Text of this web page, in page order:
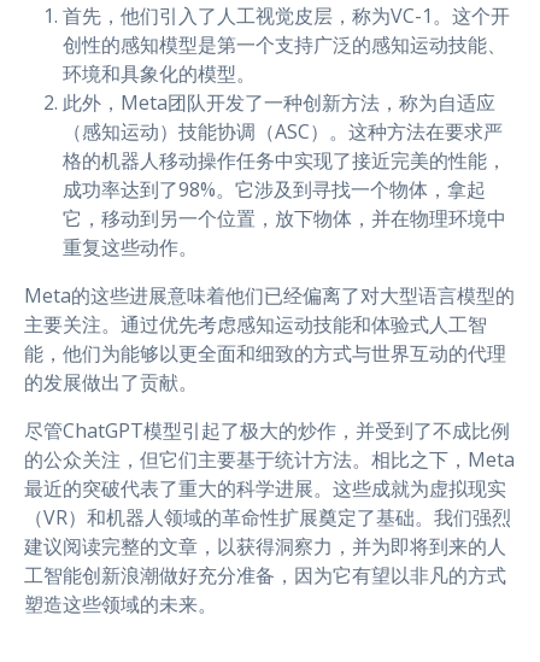
首先，他们引入了人工视觉皮层，称为VC-1。这个开
创性的感知模型是第一个支持广泛的感知运动技能、
环境和具象化的模型。
此外，Meta团队开发了一种创新方法，称为自适应
（感知运动）技能协调（ASC）。这种方法在要求严
格的机器人移动操作任务中实现了接近完美的性能，
成功率达到了98%。它涉及到寻找一个物体，拿起
它，移动到另一个位置，放下物体，并在物理环境中
重复这些动作。
Meta的这些进展意味着他们已经偏离了对大型语言模型的
主要关注。通过优先考虑感知运动技能和体验式人工智
能，他们为能够以更全面和细致的方式与世界互动的代理
的发展做出了贡献。
尽管ChatGPT模型引起了极大的炒作，并受到了不成比例
的公众关注，但它们主要基于统计方法。相比之下，Meta
最近的突破代表了重大的科学进展。这些成就为虚拟现实
（VR）和机器人领域的革命性扩展奠定了基础。我们强烈
建议阅读完整的文章，以获得洞察力，并为即将到来的人
工智能创新浪潮做好充分准备，因为它有望以非凡的方式
塑造这些领域的未来。